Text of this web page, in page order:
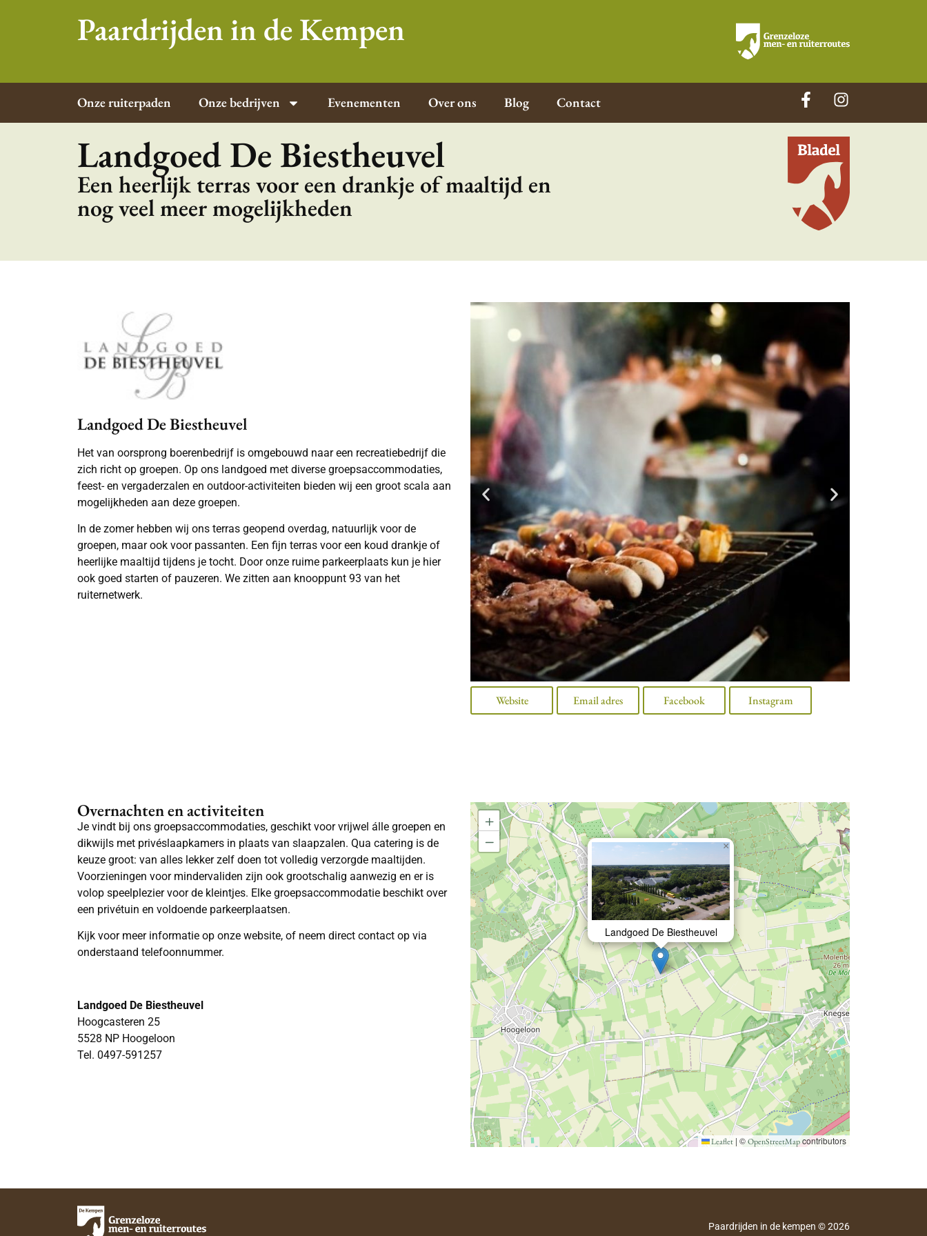
Paardrijden in de Kempen
Onze ruiterpaden Onze bedrijven Evenementen Over ons Blog Contact
Landgoed De Biestheuvel
Een heerlijk terras voor een drankje of maaltijd en
nog veel meer mogelijkheden
Landgoed De Biestheuvel
Het van oorsprong boerenbedrijf is omgebouwd naar een recreatiebedrijf die
zich richt op groepen. Op ons landgoed met diverse groepsaccommodaties,
feest- en vergaderzalen en outdoor-activiteiten bieden wij een groot scala aan
mogelijkheden aan deze groepen.
In de zomer hebben wij ons terras geopend overdag, natuurlijk voor de
groepen, maar ook voor passanten. Een fijn terras voor een koud drankje of
heerlijke maaltijd tijdens je tocht. Door onze ruime parkeerplaats kun je hier
ook goed starten of pauzeren. We zitten aan knooppunt 93 van het
ruiternetwerk.
Website Email adres Facebook Instagram
Overnachten en activiteiten
Je vindt bij ons groepsaccommodaties, geschikt voor vrijwel álle groepen en
dikwijls met privéslaapkamers in plaats van slaapzalen. Qua catering is de
keuze groot: van alles lekker zelf doen tot volledig verzorgde maaltijden.
Voorzieningen voor mindervaliden zijn ook grootschalig aanwezig en er is
volop speelplezier voor de kleintjes. Elke groepsaccommodatie beschikt over
een privétuin en voldoende parkeerplaatsen.
Kijk voor meer informatie op onze website, of neem direct contact op via
onderstaand telefoonnummer.
Landgoed De Biestheuvel
Hoogcasteren 25
5528 NP Hoogeloon
Tel. 0497-591257
Landgoed De Biestheuvel
×
+
−
Leaflet | ©OpenStreetMapcontributors
Paardrijden in de kempen © 2026